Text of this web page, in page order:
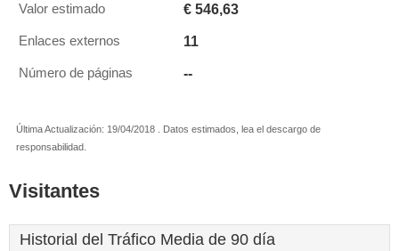
Valor estimado € 546,63
Enlaces externos 11
Número de páginas --
Última Actualización: 19/04/2018 . Datos estimados, lea el descargo de
responsabilidad.
Visitantes
Historial del Tráfico Media de 90 día